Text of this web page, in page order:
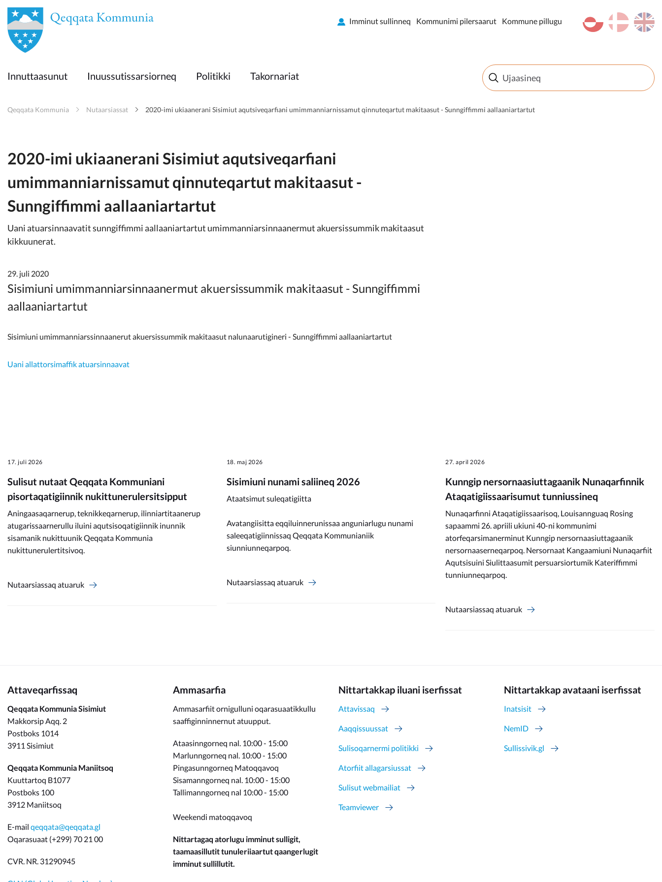
en
Innuttaasunut
Politikki
Kommunimi pilersaarut
en
da
kl-GL
Imminut sullinneq Kommunimi pilersaarut Kommune pillugu
Innuttaasunut Inuussutissarsiorneq Politikki Takornariat
Qeqqata Kommunia Nutaarsiassat 2020-imi ukiaanerani Sisimiut aqutsiveqarfiani umimmanniarnissamut qinnuteqartut makitaasut - Sunngiffimmi aallaaniartartut
2020-imi ukiaanerani Sisimiut aqutsiveqarfiani
umimmanniarnissamut qinnuteqartut makitaasut -
Sunngiffimmi aallaaniartartut
Uani atuarsinnaavatit sunngiffimmi aallaaniartartut umimmanniarsinnaanermut akuersissummik makitaasut
kikkuunerat.
29. juli 2020
Sisimiuni umimmanniarsinnaanermut akuersissummik makitaasut - Sunngiffimmi
aallaaniartartut
Sisimiuni umimmanniarssinnaanerut akuersissummik makitaasut nalunaarutigineri - Sunngiffimmi aallaaniartartut
Uani allattorsimaffik atuarsinnaavat
17. juli 2026
Sulisut nutaat Qeqqata Kommuniani
pisortaqatigiinnik nukittunerulersitsipput
Aningaasaqarnerup, teknikkeqarnerup, ilinniartitaanerup
atugarissaarnerullu iluini aqutsisoqatigiinnik inunnik
sisamanik nukittuunik Qeqqata Kommunia
nukittunerulertitsivoq.
Nutaarsiassaq atuaruk
18. maj 2026
Sisimiuni nunami saliineq 2026
Ataatsimut suleqatigiitta
Avatangiisitta eqqiluinnerunissaa anguniarlugu nunami
saleeqatigiinnissaq Qeqqata Kommunianiik
siunniunneqarpoq.
Nutaarsiassaq atuaruk
27. april 2026
Kunngip nersornaasiuttagaanik Nunaqarfinnik
Ataqatigiissaarisumut tunniussineq
Nunaqarfinni Ataqatigiissaarisoq, Louisannguaq Rosing
sapaammi 26. apriili ukiuni 40-ni kommunimi
atorfeqarsimanerminut Kunngip nersornaasiuttagaanik
nersornaaserneqarpoq. Nersornaat Kangaamiuni Nunaqarfiit
Aqutsisuini Siulittaasumit persuarsiortumik Kateriffimmi
tunniunneqarpoq.
Nutaarsiassaq atuaruk
Attaveqarfissaq
Qeqqata Kommunia Sisimiut
Makkorsip Aqq. 2
Postboks 1014
3911 Sisimiut
Qeqqata Kommunia Maniitsoq
Kuuttartoq B1077
Postboks 100
3912 Maniitsoq
E-mail qeqqata@qeqqata.gl
Oqarasuaat (+299) 70 21 00
CVR. NR. 31290945
Ammasarfia
Ammasarfiit ornigulluni oqarasuaatikkullu
saaffiginninnernut atuupput.
Ataasinngorneq nal. 10:00 - 15:00
Marlunngorneq nal. 10:00 - 15:00
Pingasunngorneq Matoqqavoq
Sisamanngorneq nal. 10:00 - 15:00
Tallimanngorneq nal 10:00 - 15:00
Weekendi matoqqavoq
Nittartagaq atorlugu imminut sulligit,
taamaasillutit tunuleriiaartut qaangerlugit
imminut sullillutit.
Nittartakkap iluani iserfissat
Attavissaq
Aaqqissuussat
Sulisoqarnermi politikki
Atorfiit allagarsiussat
Sulisut webmailiat
Teamviewer
Nittartakkap avataani iserfissat
Inatsisit
NemID
Sullissivik.gl